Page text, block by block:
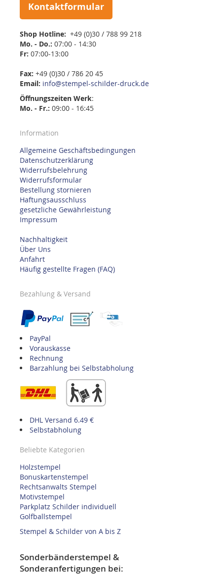
Kontaktformular
Shop Hotline: +49 (0)30 / 788 99 218
Mo. - Do.: 07:00 - 14:30
Fr: 07:00-13:00
Fax: +49 (0)30 / 786 20 45
Email: info@stempel-schilder-druck.de
Öffnungszeiten Werk:
Mo. - Fr.: 09:00 - 16:45
Information
Allgemeine Geschäftsbedingungen
Datenschutzerklärung
Widerrufsbelehrung
Widerrufsformular
Bestellung stornieren
Haftungsausschluss
gesetzliche Gewährleistung
Impressum
Nachhaltigkeit
Über Uns
Anfahrt
Häufig gestellte Fragen (FAQ)
Bezahlung & Versand
PayPal
Vorauskasse
Rechnung
Barzahlung bei Selbstabholung
DHL Versand 6.49 €
Selbstabholung
Beliebte Kategorien
Holzstempel
Bonuskartenstempel
Rechtsanwalts Stempel
Motivstempel
Parkplatz Schilder individuell
Golfballstempel
Stempel & Schilder von A bis Z
Sonderbänderstempel &
Sonderanfertigungen bei: